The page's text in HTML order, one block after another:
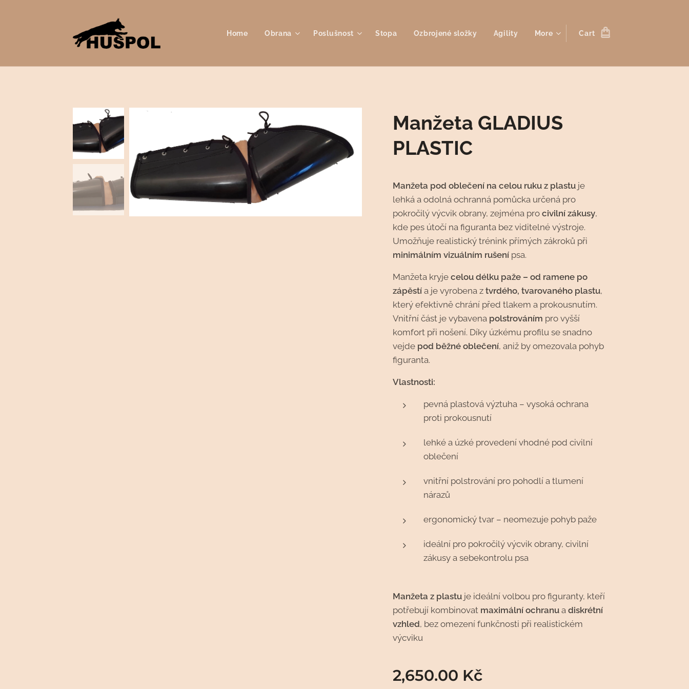
Home Obrana Poslušnost Stopa Ozbrojené složky Agility More Cart
Manžeta GLADIUS
PLASTIC
Manžeta pod oblečení na celou ruku z plastu je
lehká a odolná ochranná pomůcka určená pro
pokročilý výcvik obrany, zejména procivilní zákusy,
kde pes útočí na figuranta bez viditelné výstroje.
Umožňuje realistický trénink přímých zákroků při
minimálním vizuálním rušení psa.
Manžeta kryjecelou délku paže – od ramene po
zápěstí a je vyrobena ztvrdého, tvarovaného plastu,
který efektivně chrání před tlakem a prokousnutím.
Vnitřní část je vybavena polstrováním pro vyšší
komfort při nošení. Díky úzkému profilu se snadno
vejde pod běžné oblečení, aniž by omezovala pohyb
figuranta.
Vlastnosti:
pevná plastová výztuha – vysoká ochrana
proti prokousnutí
lehké a úzké provedení vhodné pod civilní
oblečení
vnitřní polstrování pro pohodlí a tlumení
nárazů
ergonomický tvar – neomezuje pohyb paže
ideální pro pokročilý výcvik obrany, civilní
zákusy a sebekontrolu psa
Manžeta z plastu je ideální volbou pro figuranty, kteří
potřebují kombinovat maximální ochranu adiskrétní
vzhled, bez omezení funkčnosti při realistickém
výcviku
2,650.00 Kč